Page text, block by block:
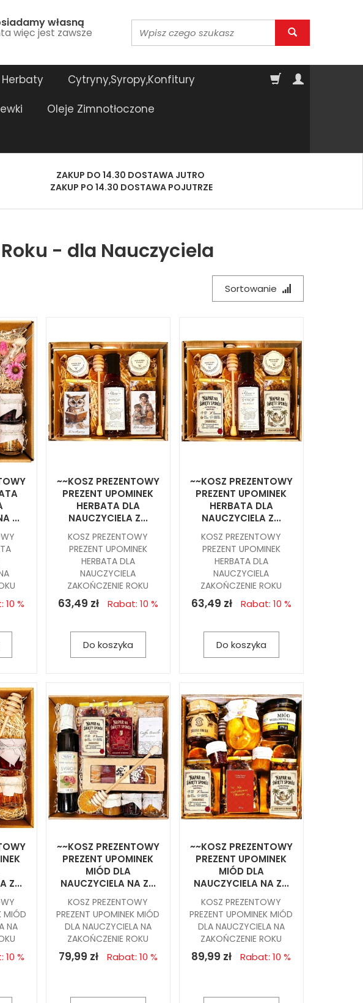
własną
więc jest zawsze
Herbaty
Cytryny,Syropy,Konfitury
Oleje Zimnotłoczone
ZAKUP DO 14.30 DOSTAWA JUTRO
ZAKUP PO 14.30 DOSTAWA POJUTRZE
- dla Nauczyciela
Sortowanie
...
10 %
~~KOSZ PREZENTOWY
PREZENT UPOMINEK
HERBATA DLA
NAUCZYCIELA Z...
KOSZ PREZENTOWY
PREZENT UPOMINEK
HERBATA DLA
NAUCZYCIELA
ZAKOŃCZENIE ROKU
63,49 zł Rabat: 10 %
Do koszyka
~~KOSZ PREZENTOWY
PREZENT UPOMINEK
HERBATA DLA
NAUCZYCIELA Z...
KOSZ PREZENTOWY
PREZENT UPOMINEK
HERBATA DLA
NAUCZYCIELA
ZAKOŃCZENIE ROKU
63,49 zł Rabat: 10 %
Do koszyka
Z...
MIÓD
NA
10 %
~~KOSZ PREZENTOWY
PREZENT UPOMINEK
MIÓD DLA
NAUCZYCIELA NA Z...
KOSZ PREZENTOWY
PREZENT UPOMINEK MIÓD
DLA NAUCZYCIELA NA
ZAKOŃCZENIE ROKU
79,99 zł Rabat: 10 %
~~KOSZ PREZENTOWY
PREZENT UPOMINEK
MIÓD DLA
NAUCZYCIELA NA Z...
KOSZ PREZENTOWY
PREZENT UPOMINEK MIÓD
DLA NAUCZYCIELA NA
ZAKOŃCZENIE ROKU
89,99 zł Rabat: 10 %